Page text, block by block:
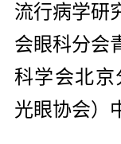
流行病学研
会眼科分会
科学会北京
光眼协会）